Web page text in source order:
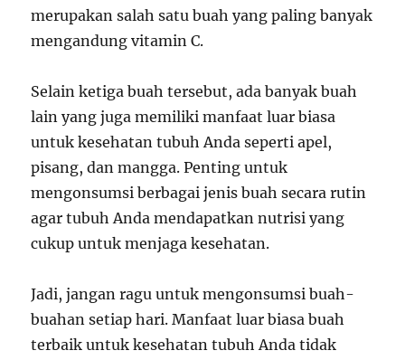
merupakan salah satu buah yang paling banyak
mengandung vitamin C.
Selain ketiga buah tersebut, ada banyak buah
lain yang juga memiliki manfaat luar biasa
untuk kesehatan tubuh Anda seperti apel,
pisang, dan mangga. Penting untuk
mengonsumsi berbagai jenis buah secara rutin
agar tubuh Anda mendapatkan nutrisi yang
cukup untuk menjaga kesehatan.
Jadi, jangan ragu untuk mengonsumsi buah-
buahan setiap hari. Manfaat luar biasa buah
terbaik untuk kesehatan tubuh Anda tidak